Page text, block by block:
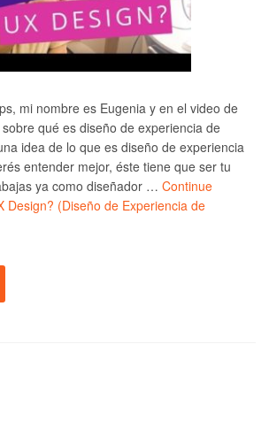
mi nombre es Eugenia y en el video de
qué es diseño de experiencia de
idea de lo que es diseño de experiencia
entender mejor, éste tiene que ser tu
ya como diseñador … Continue
Design? (Diseño de Experiencia de